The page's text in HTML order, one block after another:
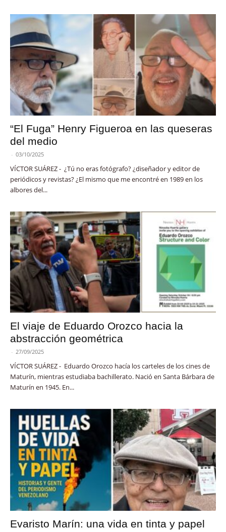
“El Fuga” Henry Figueroa en las queseras
del medio
- 03/10/2025
VÍCTOR SUÁREZ - ¿Tú no eras fotógrafo? ¿diseñador y editor de
periódicos y revistas? ¿El mismo que me encontré en 1989 en los
albores del...
El viaje de Eduardo Orozco hacia la
abstracción geométrica
- 27/09/2025
VÍCTOR SUÁREZ - Eduardo Orozco hacía los carteles de los cines de
Maturín, mientras estudiaba bachillerato. Nació en Santa Bárbara de
Maturín en 1945. En...
Evaristo Marín: una vida en tinta y papel